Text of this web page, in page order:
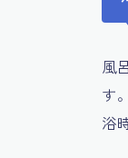
風
す
浴